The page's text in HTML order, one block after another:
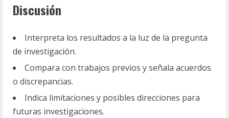
Discusión
Interpreta los resultados a la luz de la pregunta
de investigación.
Compara con trabajos previos y señala acuerdos
o discrepancias.
Indica limitaciones y posibles direcciones para
futuras investigaciones.